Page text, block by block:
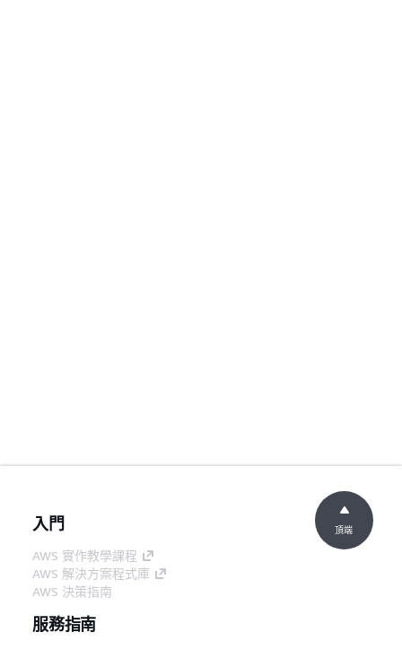
入門
AWS 實作教學課程
AWS 解決方案程式庫
AWS 決策指南
服務指南
頂端